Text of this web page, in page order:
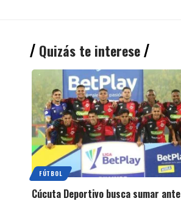
Quizás te interese
FÚTBOL
Cúcuta Deportivo busca sumar ante